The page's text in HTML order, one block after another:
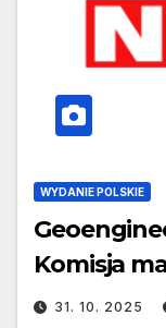
WYDANIE POLSKIE
Komisja
31. 10. 2025